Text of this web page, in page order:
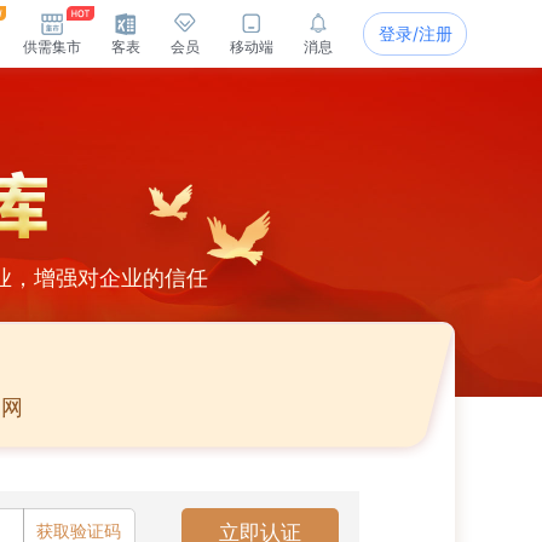
供需集市 客表 会员 移动端 消息
登录/注册
，增强对企业的信任
获取验证码 立即认证